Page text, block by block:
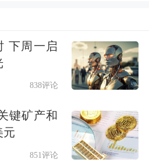
上涨， 特斯拉涨超
，苹果、 微软、英伟
；谷歌、 亚马逊小幅
下周一启
838评论
键矿产和
元
851评论